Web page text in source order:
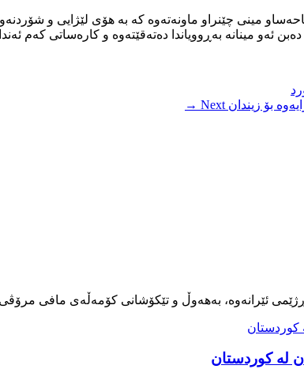
مینی چێنراو ماونەتەوە کە بە هۆی لێژایی و
ئەو مینانە بەڕوویاندا دەتەقێتەوە و کارەساتی کەم
بۆ زیندان Next →